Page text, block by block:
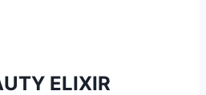
ELIXIR